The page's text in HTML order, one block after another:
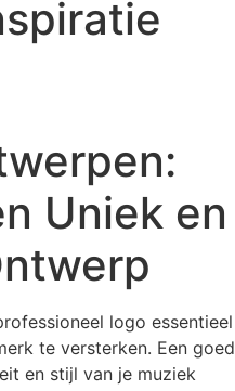
Uniek en
logo essentieel
te versterken. Een goed
en stijl van je muziek